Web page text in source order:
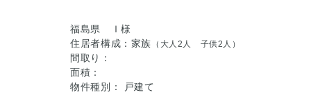
福島県 Ｉ様
住居者構成：家族 （大人2人 子供2人）
間取り：
面積：
物件種別： 戸建て